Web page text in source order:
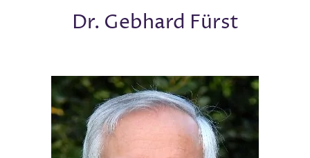
Dr. Gebhard Fürst